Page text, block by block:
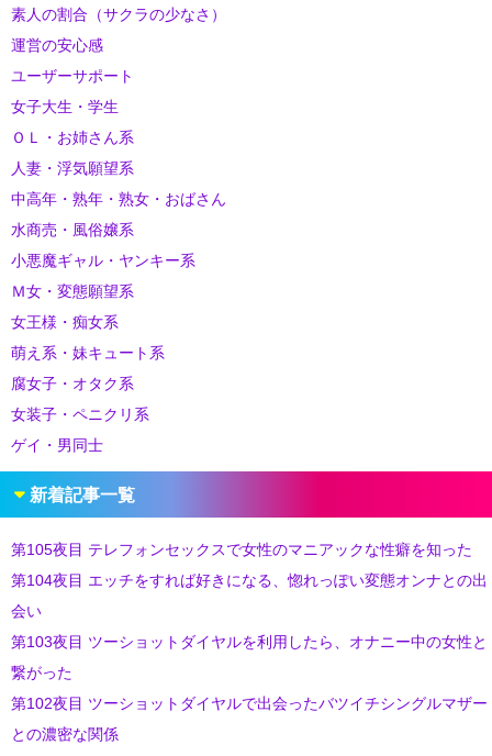
素人の割合（サクラの少なさ）
運営の安心感
ユーザーサポート
女子大生・学生
ＯＬ・お姉さん系
人妻・浮気願望系
中高年・熟年・熟女・おばさん
水商売・風俗嬢系
小悪魔ギャル・ヤンキー系
Ｍ女・変態願望系
女王様・痴女系
萌え系・妹キュート系
腐女子・オタク系
女装子・ペニクリ系
ゲイ・男同士
新着記事一覧
第105夜目 テレフォンセックスで女性のマニアックな性癖を知った
第104夜目 エッチをすれば好きになる、惚れっぽい変態オンナとの出
会い
第103夜目 ツーショットダイヤルを利用したら、オナニー中の女性と
繋がった
第102夜目 ツーショットダイヤルで出会ったバツイチシングルマザー
との濃密な関係